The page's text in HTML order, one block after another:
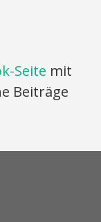
Seite mit
Beiträge